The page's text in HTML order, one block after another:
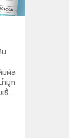
น
มผัส
ำมูก
ชื้อ